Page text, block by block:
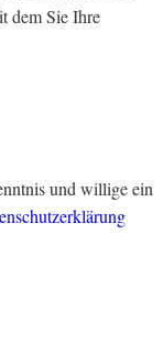
dem Sie Ihre
und willige ein